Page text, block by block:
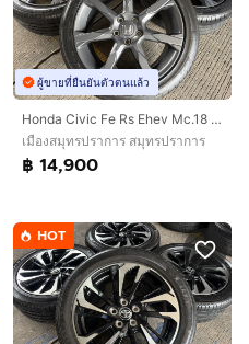
ผู้ขายที่ยืนยันตัวตนแล้ว
Honda Civic Fe Rs Ehev Mc.18 นิ้ว Top🔥
เมืองสมุทรปราการ สมุทรปราการ
฿ 14,900
HOT